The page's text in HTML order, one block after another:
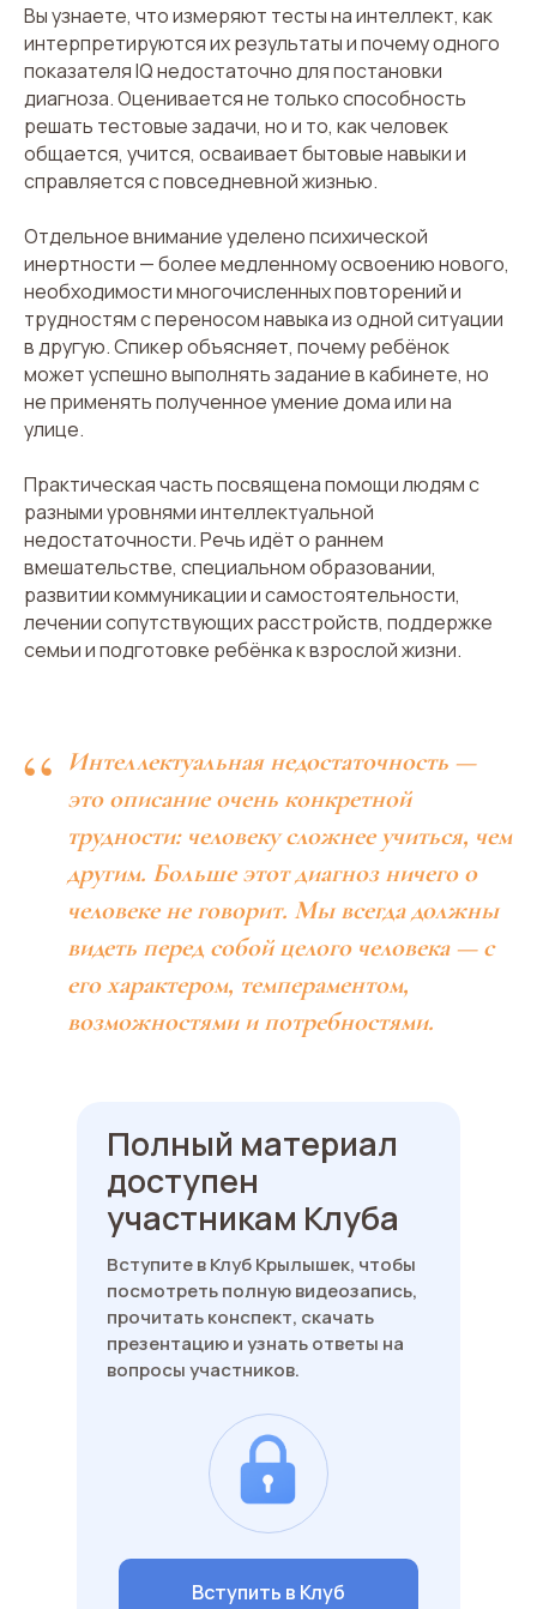
Вы узнаете, что измеряют тесты на интеллект, как
интерпретируются их результаты и почему одного
показателя IQ недостаточно для постановки
диагноза. Оценивается не только способность
решать тестовые задачи, но и то, как человек
общается, учится, осваивает бытовые навыки и
справляется с повседневной жизнью.
Отдельное внимание уделено психической
инертности — более медленному освоению нового,
необходимости многочисленных повторений и
трудностям с переносом навыка из одной ситуации
в другую. Спикер объясняет, почему ребёнок
может успешно выполнять задание в кабинете, но
не применять полученное умение дома или на
улице.
Практическая часть посвящена помощи людям с
разными уровнями интеллектуальной
недостаточности. Речь идёт о раннем
вмешательстве, специальном образовании,
развитии коммуникации и самостоятельности,
лечении сопутствующих расстройств, поддержке
семьи и подготовке ребёнка к взрослой жизни.
“ Интеллектуальная недостаточность —
это описание очень конкретной
трудности: человеку сложнее учиться, чем
другим. Больше этот диагноз ничего о
человеке не говорит. Мы всегда должны
видеть перед собой целого человека — с
его характером, темпераментом,
возможностями и потребностями.
Полный материал
доступен
участникам Клуба
Вступите в Клуб Крылышек, чтобы
посмотреть полную видеозапись,
прочитать конспект, скачать
презентацию и узнать ответы на
вопросы участников.
Вступить в Клуб